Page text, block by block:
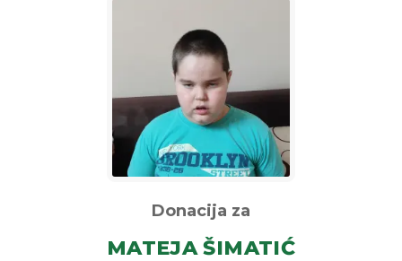
Donacija za
MATEJA ŠIMATIĆ